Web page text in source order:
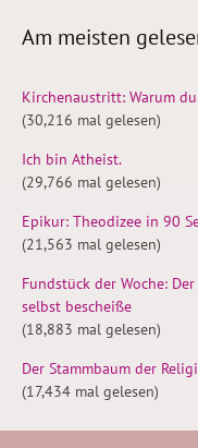
Am meisten
Kirchenaustritt: Warum
(30,216 mal gelesen)
Ich bin Atheist.
(29,766 mal gelesen)
Epikur: Theodizee in 90
(21,563 mal gelesen)
Fundstück der Woche:
selbst bescheiße
(18,883 mal gelesen)
Der Stammbaum der
(17,434 mal gelesen)